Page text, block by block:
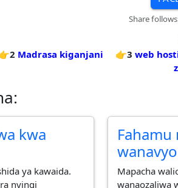
Share
Madrasa kiganjani 👉3 web
kwa
ya kawaida.
nyingi
Fahamu
Mapacha
wanaozaliwa